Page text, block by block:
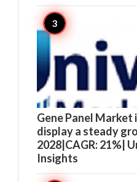
Gene Panel Market
display a steady
2028|CAGR: 21%|
Insights